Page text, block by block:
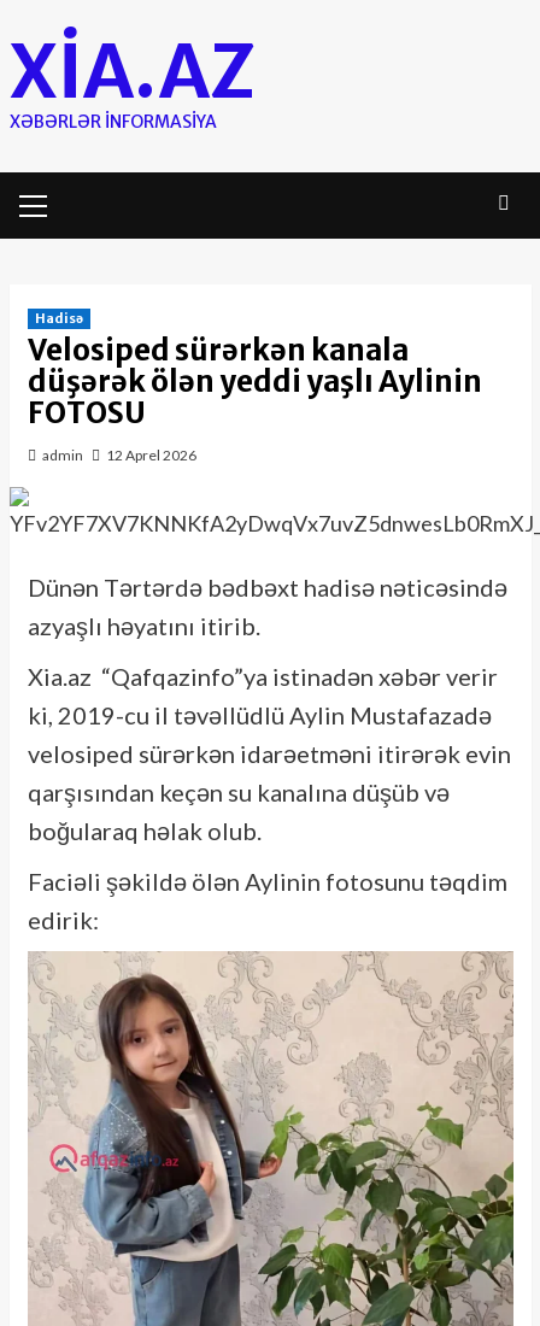
to
content
XIA.AZ
XƏBƏRLƏR INFORMASIYA
Menu
Hadisə
Velosiped sürərkən kanala
düşərək ölən yeddi yaşlı Aylinin
FOTOSU
admin 12 Aprel 2026
Dünən Tərtərdə bədbəxt hadisə nəticəsində
azyaşlı həyatını itirib.
Xia.az “Qafqazinfo”ya istinadən xəbər verir
ki, 2019-cu il təvəllüdlü Aylin Mustafazadə
velosiped sürərkən idarəetməni itirərək evin
qarşısından keçən su kanalına düşüb və
boğularaq həlak olub.
Faciəli şəkildə ölən Aylinin fotosunu təqdim
edirik: